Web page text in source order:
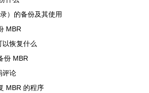
）的备份及其使用
MBR
恢复什么
份 MBR
评论
MBR 的程序